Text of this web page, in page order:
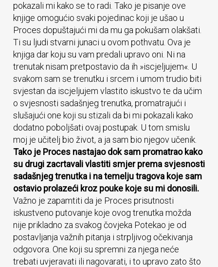
pokazali mi kako se to radi. Tako je pisanje ove
knjige omogućio svaki pojedinac koji je ušao u
Proces dopuštajući mi da mu ga pokušam olakšati.
Ti su ljudi stvarni junaci u ovom pothvatu. Ova je
knjiga dar koju su vam predali upravo oni. Ni na
trenutak nisam pretpostavio da ih »iscjeljujem«. U
svakom sam se trenutku i srcem i umom trudio biti
svjestan da iscjeljujem vlastito iskustvo te da učim
o svjesnosti sadašnjeg trenutka, promatrajući i
slušajući one koji su stizali da bi mi pokazali kako
dodatno poboljšati ovaj postupak. U tom smislu
moj je učitelj bio život, a ja sam bio njegov učenik.
Tako je Proces nastajao dok sam promatrao kako
su drugi zacrtavali vlastiti smjer prema svjesnosti
sadašnjeg trenutka i na temelju tragova koje sam
ostavio prolazeći kroz pouke koje su mi donosili.
Važno je zapamtiti da je Proces prisutnosti
iskustveno putovanje koje ovog trenutka možda
nije prikladno za svakog čovjeka Potekao je od
postavljanja važnih pitanja i strpljivog očekivanja
odgovora. One koji su spremni za njega neće
trebati uvjeravati ili nagovarati, i to upravo zato što